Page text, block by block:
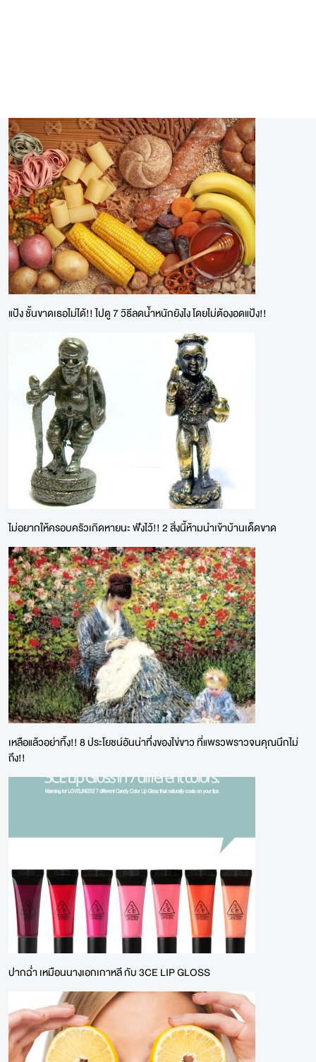
แป้ง ชั้นขาดเธอไม่ได้!! ไปดู 7 วิธีลดน้ำหนักยังไง โดยไม่ต้องอดแป้ง!!
ไม่อยากให้ครอบครัวเกิดหายนะ ฟังไว้!! 2 สิ่งนี้ห้ามนำเข้าบ้านเด็ดขาด
เหลือแล้วอย่าทิ้ง!! 8 ประโยชน์อันน่าทึ่งของไข่ขาว ที่แพรวพราวจนคุณนึกไม่
ถึง!!
ปากฉ่ำ เหมือนนางเอกเกาหลี กับ 3CE LIP GLOSS